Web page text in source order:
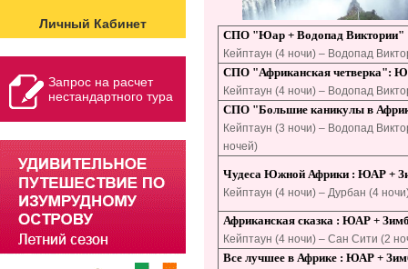
Личный Кабинет
Запрос на расчет
нестандартного тура
СПО "Юар + Водопад Виктории"
Кейптаун (4 ночи) – Водопад
СПО "Африканская четверка":
Кейптаун (4 ночи) – Водопад
СПО "Большие каникулы в
Кейптаун (3 ночи) – Водопад
ночей)
Чудеса Южной Африки : ЮАР +
Кейптаун (4 ночи) – Дурбан (4
Африканская сказка : ЮАР +
Кейптаун (4 ночи) – Сан Сити (2
Все лучшее в Африке : ЮАР +